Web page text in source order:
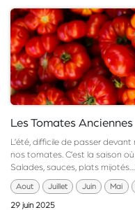
Les Tomates Anciennes
L’été, difficile de passer
nos tomates. C’est la saison
Salades, sauces, plats mijotés…
Aout Juillet Juin Mai
29 juin 2025